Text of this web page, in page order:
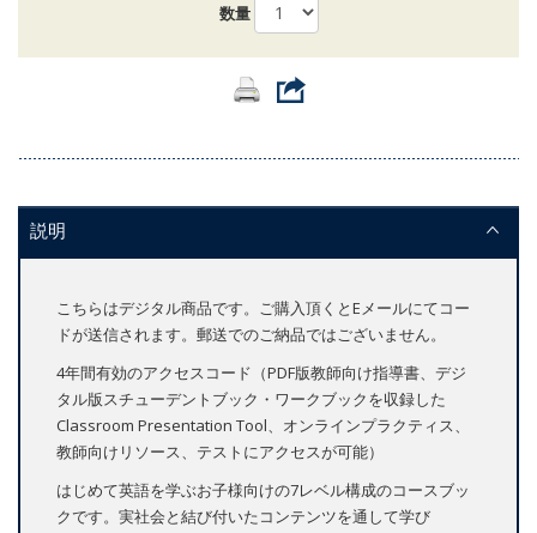
数量
説明
こちらはデジタル商品です。ご購入頂くとEメールにてコー
ドが送信されます。郵送でのご納品ではございません。
4年間有効のアクセスコード（PDF版教師向け指導書、デジ
タル版スチューデントブック・ワークブックを収録した
Classroom Presentation Tool、オンラインプラクティス、
教師向けリソース、テストにアクセスが可能）
はじめて英語を学ぶお子様向けの7レベル構成のコースブッ
クです。実社会と結び付いたコンテンツを通して学び